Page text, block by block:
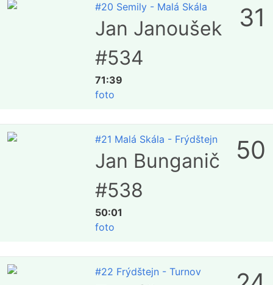
#20 Semily - Malá Skála
Jan Janoušek
#534
71:39
foto
31
#21 Malá Skála - Frýdštejn
Jan Bunganič
#538
50:01
foto
50
#22 Frýdštejn - Turnov